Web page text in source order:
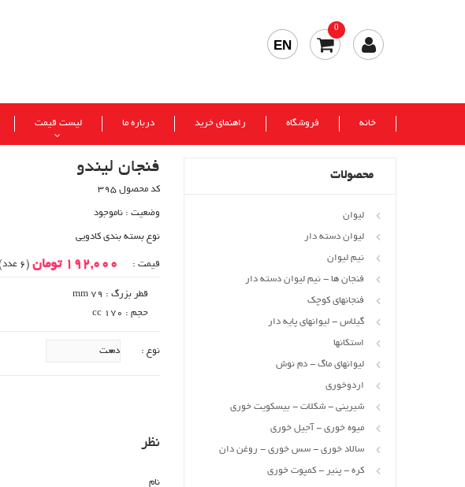
0
EN
خانه فروشگاه راهنمای خرید درباره ما لیست قیمت
فنجان لیندو
کد محصول 395
وضعیت : ناموجود
نوع بسته بندی کادویی
قیمت : 192,000 تومان (6 عدد)
قطر بزرگ : 79 mm
حجم : 170 cc
نوع :
نظر
نام
محصولات
لیوان
لیوان دسته دار
نیم لیوان
فنجان ها - نیم لیوان دسته دار
فنجانهای کوچک
گیلاس - لیوانهای پایه دار
استکانها
لیوانهای ماگ - دم نوش
اردوخوری
شیرینی - شکلات - بیسکویت خوری
میوه خوری - آجیل خوری
سالاد خوری - سس خوری - روغن دان
کره - پنیر - کمپوت خوری